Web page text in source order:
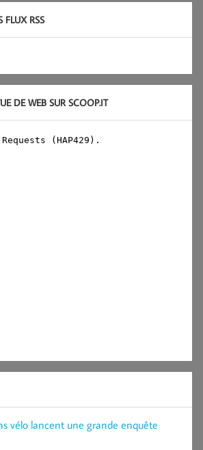
FLUX RSS
DE WEB SUR SCOOP.IT
vélo lancent une grande enquête